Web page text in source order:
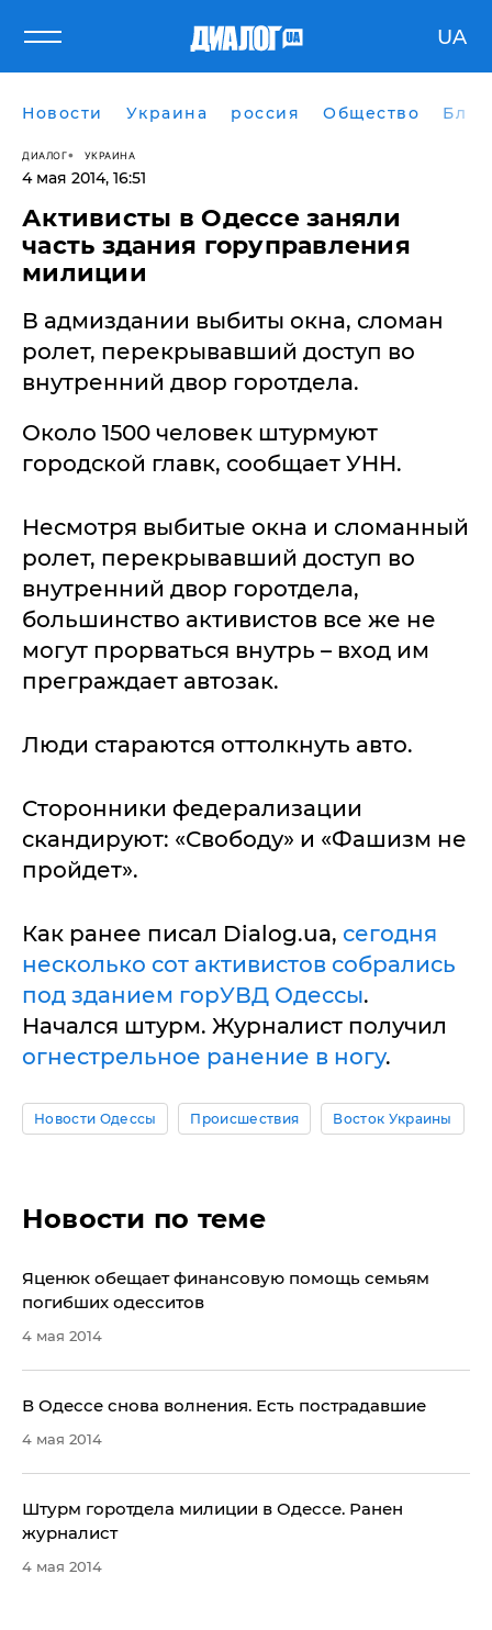
UA
Новости Украина россия Общество
ДИАЛОГ УКРАИНА
4 мая 2014, 16:51
​Активисты в Одессе заняли
часть здания горуправления
милиции
В адмиздании выбиты окна, сломан
ролет, перекрывавший доступ во
внутренний двор горотдела.
Около 1500 человек штурмуют
городской главк, сообщает УНН.
Несмотря выбитые окна и сломанный
ролет, перекрывавший доступ во
внутренний двор горотдела,
большинство активистов все же не
могут прорваться внутрь – вход им
преграждает автозак.
Люди стараются оттолкнуть авто.
Сторонники федерализации
скандируют: «Свободу» и «Фашизм не
пройдет».
Как ранее писал Dialog.ua, сегодня
несколько сот активистов собрались
под зданием горУВД Одессы.
Начался штурм. Журналист получил
огнестрельное ранение в ногу.
Новости Одессы Происшествия Восток Украины
Новости по теме
​Яценюк обещает финансовую помощь семьям
погибших одесситов
4 мая 2014
​В Одессе снова волнения. Есть пострадавшие
4 мая 2014
​Штурм горотдела милиции в Одессе. Ранен
журналист
4 мая 2014